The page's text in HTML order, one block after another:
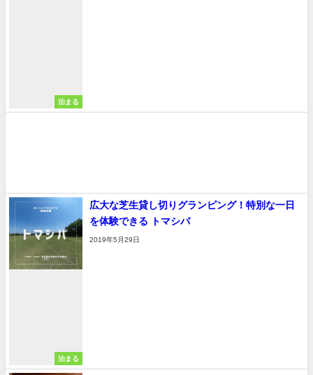
泊まる
泊まる
広大な芝生貸し切りグランピング！特別な一日
を体験できる トマシバ
2019年5月29日